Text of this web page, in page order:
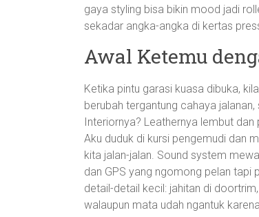
gaya styling bisa bikin mood jadi
sekadar angka-angka di kertas
Awal Ketemu
Ketika pintu garasi kuasa dibuka,
berubah tergantung cahaya
Interiornya? Leathernya lembut
Aku duduk di kursi pengemudi dan
kita jalan-jalan. Sound system
dan GPS yang ngomong pelan tapi
detail-detail kecil: jahitan di
walaupun mata udah ngantuk